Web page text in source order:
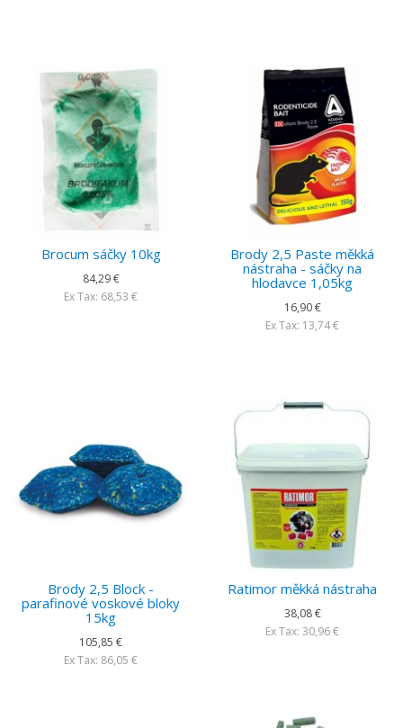
Brocum sáčky 10kg
84,29 €
Ex Tax: 68,53 €
Brody 2,5 Paste měkká
nástraha - sáčky na
hlodavce 1,05kg
16,90 €
Ex Tax: 13,74 €
Brody 2,5 Block -
parafinové voskové bloky
15kg
105,85 €
Ex Tax: 86,05 €
Ratimor měkká nástraha
38,08 €
Ex Tax: 30,96 €